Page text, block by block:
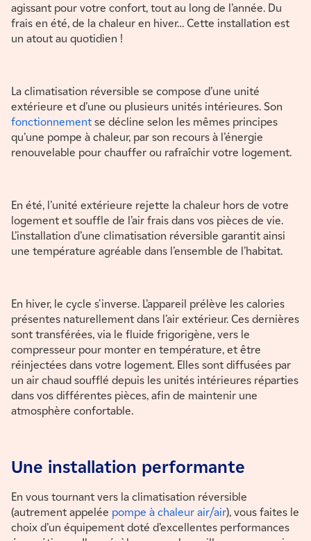
agissant pour votre confort, tout au long de l’année. Du
frais en été, de la chaleur en hiver… Cette installation est
un atout au quotidien !
La climatisation réversible se compose d’une unité
extérieure et d’une ou plusieurs unités intérieures. Son
fonctionnement se décline selon les mêmes principes
qu’une pompe à chaleur, par son recours à l’énergie
renouvelable pour chauffer ou rafraîchir votre logement.
En été, l’unité extérieure rejette la chaleur hors de votre
logement et souffle de l’air frais dans vos pièces de vie.
L’installation d’une climatisation réversible garantit ainsi
une température agréable dans l’ensemble de l’habitat.
En hiver, le cycle s'inverse. L’appareil prélève les calories
présentes naturellement dans l’air extérieur. Ces dernières
sont transférées, via le fluide frigorigène, vers le
compresseur pour monter en température, et être
réinjectées dans votre logement. Elles sont diffusées par
un air chaud soufflé depuis les unités intérieures réparties
dans vos différentes pièces, afin de maintenir une
atmosphère confortable.
Une installation performante
En vous tournant vers la climatisation réversible
(autrement appelée pompe à chaleur air/air), vous faites le
choix d’un équipement doté d’excellentes performances